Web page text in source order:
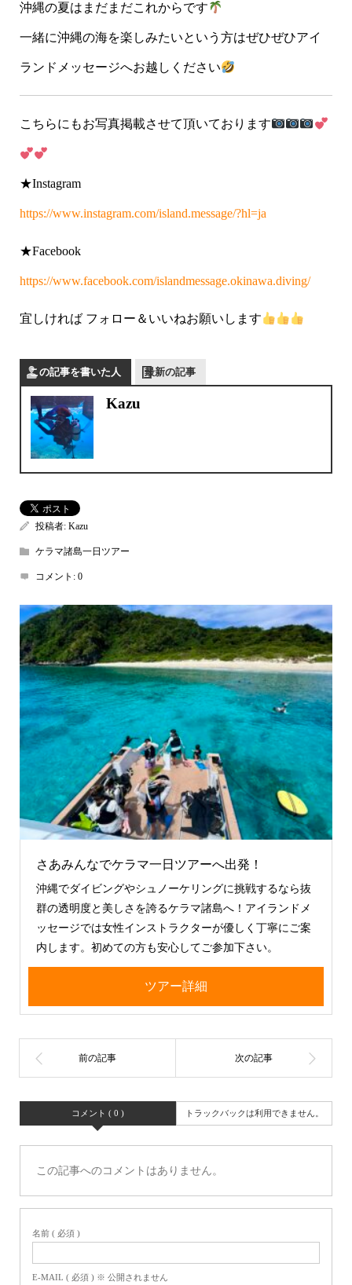
沖縄の夏はまだまだこれからです
一緒に沖縄の海を楽しみたいという方はぜひぜひアイ
ランドメッセージへお越しください
こちらにもお写真掲載させて頂いております
★Instagram
https://www.instagram.com/island.message/?hl=ja
★Facebook
https://www.facebook.com/islandmessage.okinawa.diving/
宜しければ フォロー＆いいねお願いします
この記事を書いた人 最新の記事
Kazu
投稿者: Kazu
ケラマ諸島一日ツアー
コメント: 0
さあみんなでケラマ一日ツアーへ出発！
沖縄でダイビングやシュノーケリングに挑戦するなら抜
群の透明度と美しさを誇るケラマ諸島へ！アイランドメ
ッセージでは女性インストラクターが優しく丁寧にご案
内します。初めての方も安心してご参加下さい。
ツアー詳細
コメント ( 0 ) トラックバックは利用できません。
この記事へのコメントはありません。
名前 ( 必須 )
E-MAIL ( 必須 ) ※ 公開されません